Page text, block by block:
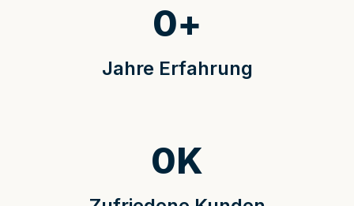
Jahre Erfahrung
0+
0K